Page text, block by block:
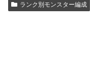
ランク別モンスター編成